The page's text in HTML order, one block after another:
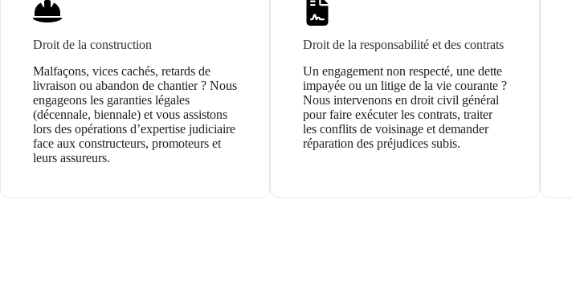
Droit de la construction
Malfaçons, vices cachés, retards de
livraison ou abandon de chantier ? Nous
engageons les garanties légales
(décennale, biennale) et vous assistons
lors des opérations d’expertise judiciaire
face aux constructeurs, promoteurs et
leurs assureurs.
Droit de la responsabilité et des contrats
Un engagement non respecté, une dette
impayée ou un litige de la vie courante ?
Nous intervenons en droit civil général
pour faire exécuter les contrats, traiter
les conflits de voisinage et demander
réparation des préjudices subis.